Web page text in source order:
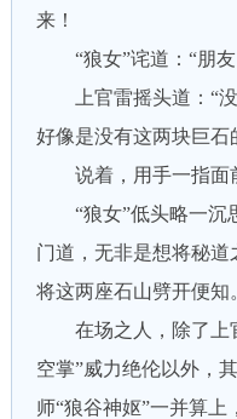
来！
“狼女”诧道：“朋友
上官雷摇头道：“没
好像是没有这两块巨石
说着，用手一指面
“狼女”低头略一沉
门道，无非是想将秘
将这两座石山劈开便知
在场之人，除了上
空掌”威力绝伦以外，
师“狼谷神妪”一并算上